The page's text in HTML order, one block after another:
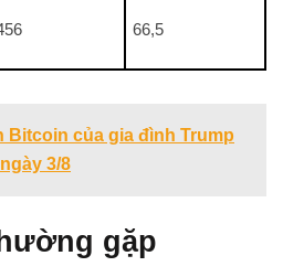
66,5
Bitcoin của gia đình Trump
3/8
gặp